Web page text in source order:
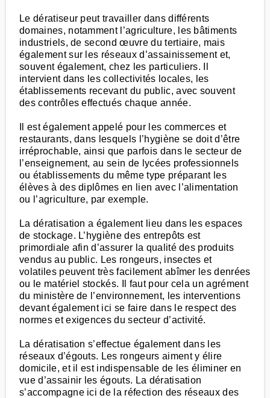
Le dératiseur peut travailler dans différents
domaines, notamment l’agriculture, les bâtiments
industriels, de second œuvre du tertiaire, mais
également sur les réseaux d’assainissement et,
souvent également, chez les particuliers. Il
intervient dans les collectivités locales, les
établissements recevant du public, avec souvent
des contrôles effectués chaque année.
Il est également appelé pour les commerces et
restaurants, dans lesquels l’hygiène se doit d’être
irréprochable, ainsi que parfois dans le secteur de
l’enseignement, au sein de lycées professionnels
ou établissements du même type préparant les
élèves à des diplômes en lien avec l’alimentation
ou l’agriculture, par exemple.
La dératisation a également lieu dans les espaces
de stockage. L’hygiène des entrepôts est
primordiale afin d’assurer la qualité des produits
vendus au public. Les rongeurs, insectes et
volatiles peuvent très facilement abîmer les denrées
ou le matériel stockés. Il faut pour cela un agrément
du ministère de l’environnement, les interventions
devant également ici se faire dans le respect des
normes et exigences du secteur d’activité.
La dératisation s’effectue également dans les
réseaux d’égouts. Les rongeurs aiment y élire
domicile, et il est indispensable de les éliminer en
vue d’assainir les égouts. La dératisation
s’accompagne ici de la réfection des réseaux des